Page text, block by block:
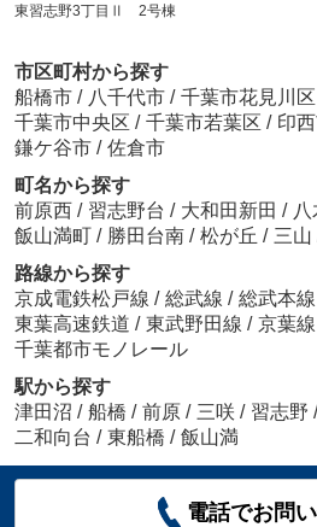
東習志野3丁目Ⅱ 2号棟
市区町村から探す
船橋市 / 八千代市 / 千葉市花見川区
千葉市中央区 / 千葉市若葉区 / 印
鎌ケ谷市 / 佐倉市
町名から探す
前原西 / 習志野台 / 大和田新田 /
飯山満町 / 勝田台南 / 松が丘 / 三山
路線から探す
京成電鉄松戸線 / 総武線 / 総武本線
東葉高速鉄道 / 東武野田線 / 京葉線
千葉都市モノレール
駅から探す
津田沼 / 船橋 / 前原 / 三咲 / 習志野 /
二和向台 / 東船橋 / 飯山満
電話でお問